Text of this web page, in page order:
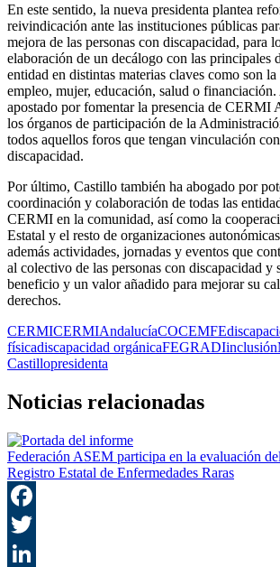
En este sentido, la nueva presidenta plantea
reivindicación ante las instituciones públicas
mejora de las personas con discapacidad, para
elaboración de un decálogo con las principales
entidad en distintas materias claves como son
empleo, mujer, educación, salud o
apostado por fomentar la presencia de CERMI
los órganos de participación de la
todos aquellos foros que tengan vinculación
discapacidad.
Por último, Castillo también ha abogado por
coordinación y colaboración de todas las
CERMI en la comunidad, así como la
Estatal y el resto de organizaciones
además actividades, jornadas y eventos que
al colectivo de las personas con discapacidad y
beneficio y un valor añadido para mejorar su
derechos.
CERMICERMIAndalucíaCOCEMFE
físicadiscapacidad orgánicaFEGRADIinclusión
Castillopresidenta
Noticias relacionadas
Federación ASEM participa en la evaluación
Registro Estatal de Enfermedades Raras